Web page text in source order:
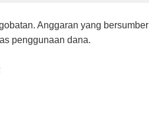
Anggaran yang bersumber
penggunaan dana.